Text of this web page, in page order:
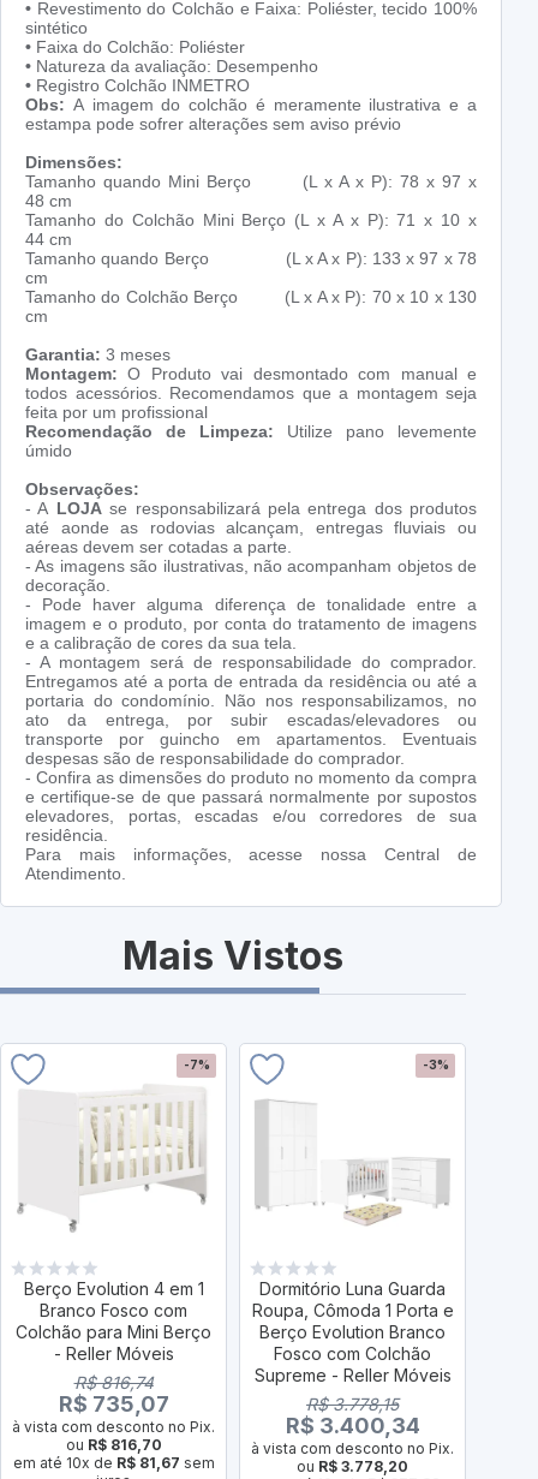
• Revestimento do Colchão e Faixa: Poliéster, tecido 100%
sintético
• Faixa do Colchão: Poliéster
• Natureza da avaliação: Desempenho
• Registro Colchão INMETRO
Obs: A imagem do colchão é meramente ilustrativa e a
estampa pode sofrer alterações sem aviso prévio
Dimensões:
Tamanho quando Mini Berço (L x A x P): 78 x 97 x
48 cm
Tamanho do Colchão Mini Berço (L x A x P): 71 x 10 x
44 cm
Tamanho quando Berço (L x A x P): 133 x 97 x 78
cm
Tamanho do Colchão Berço (L x A x P): 70 x 10 x 130
cm
Garantia: 3 meses
Montagem: O Produto vai desmontado com manual e
todos acessórios. Recomendamos que a montagem seja
feita por um profissional
Recomendação de Limpeza: Utilize pano levemente
úmido
Observações:
- A LOJAse responsabilizará pela entrega dos produtos
até aonde as rodovias alcançam, entregas fluviais ou
aéreas devem ser cotadas a parte.
- As imagens são ilustrativas, não acompanham objetos de
decoração.
- Pode haver alguma diferença de tonalidade entre a
imagem e o produto, por conta do tratamento de imagens
e a calibração de cores da sua tela.
- A montagem será de responsabilidade do comprador.
Entregamos até a porta de entrada da residência ou até a
portaria do condomínio. Não nos responsabilizamos, no
ato da entrega, por subir escadas/elevadores ou
transporte por guincho em apartamentos. Eventuais
despesas são de responsabilidade do comprador.
- Confira as dimensões do produto no momento da compra
e certifique-se de que passará normalmente por supostos
elevadores, portas, escadas e/ou corredores de sua
residência.
Para mais informações, acesse nossa Central de
Atendimento.
Mais Vistos
-7%
Berço Evolution 4 em 1
Branco Fosco com
Colchão para Mini Berço
- Reller Móveis
R$ 816,74
R$ 735,07
à vista com desconto no Pix.
ou R$ 816,70
em até 10x de R$ 81,67 sem
-3%
Dormitório Luna Guarda
Roupa, Cômoda 1 Porta e
Berço Evolution Branco
Fosco com Colchão
Supreme - Reller Móveis
R$ 3.778,15
R$ 3.400,34
à vista com desconto no Pix.
ou R$ 3.778,20